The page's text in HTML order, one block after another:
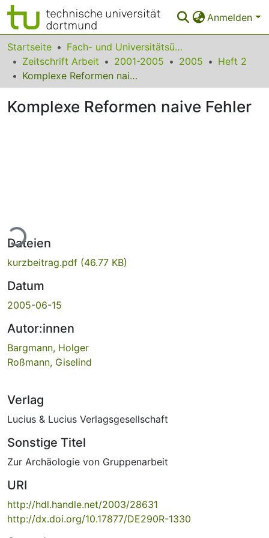
Anmelden
Bereiche & Sammlungen
Das gesamte Repositorium
Startseite
Fach- und Universitätsübergreifendes
Zeitschrift Arbeit
2001-2005 2005
Heft 2
Komplexe Reformen naive Fehler
Komplexe Reformen naive Fehler
Dateien
kurzbeitrag.pdf (46.77 KB)
Datum
2005-06-15
Autor:innen
Bargmann, Holger
Roßmann, Giselind
Verlag
Lucius & Lucius Verlagsgesellschaft
Sonstige Titel
Zur Archäologie von Gruppenarbeit
URI
http://hdl.handle.net/2003/28631
http://dx.doi.org/10.17877/DE290R-1330